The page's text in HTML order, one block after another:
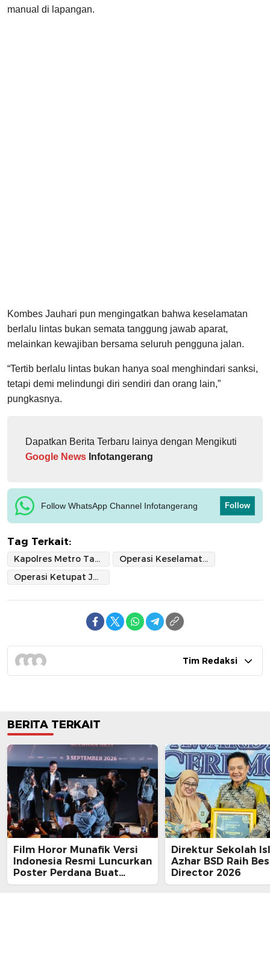
manual di lapangan.
Kombes Jauhari pun mengingatkan bahwa keselamatan
berlalu lintas bukan semata tanggung jawab aparat,
melainkan kewajiban bersama seluruh pengguna jalan.
“Tertib berlalu lintas bukan hanya soal menghindari sanksi,
tetapi demi melindungi diri sendiri dan orang lain,”
pungkasnya.
Dapatkan Berita Terbaru lainya dengan Mengikuti
Google News Infotangerang
Follow WhatsApp Channel Infotangerang Follow
Tag Terkait:
Kapolres Metro Tangerang Kota
Operasi Keselamatan Jaya 2026
Operasi Ketupat Jaya
Tim Redaksi
BERITA TERKAIT
Film Horor Munafik Versi
Indonesia Resmi Luncurkan
Poster Perdana Buat
Kesan Spiritual Religi
Direktur Sekolah
Azhar BSD Raih
Director 2026